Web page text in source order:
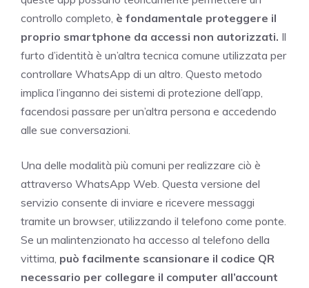
controllo completo, è fondamentale proteggere il
proprio smartphone da accessi non autorizzati. Il
furto d’identità è un’altra tecnica comune utilizzata per
controllare WhatsApp di un altro. Questo metodo
implica l’inganno dei sistemi di protezione dell’app,
facendosi passare per un’altra persona e accedendo
alle sue conversazioni.
Una delle modalità più comuni per realizzare ciò è
attraverso WhatsApp Web. Questa versione del
servizio consente di inviare e ricevere messaggi
tramite un browser, utilizzando il telefono come ponte.
Se un malintenzionato ha accesso al telefono della
vittima, può facilmente scansionare il codice QR
necessario per collegare il computer all’account